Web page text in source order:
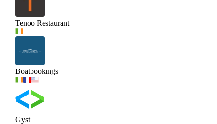
Tenoo Restaurant
Boatbookings
Gyst